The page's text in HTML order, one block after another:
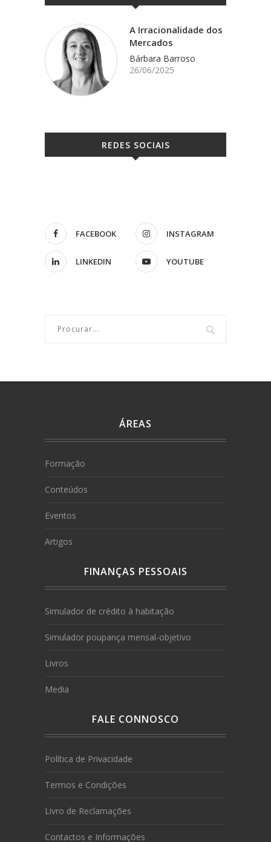
A Irracionalidade dos
Mercados
Bárbara Barroso
26/06/2025
REDES SOCIAIS
FACEBOOK INSTAGRAM
LINKEDIN YOUTUBE
ÁREAS
Formação
Conteúdos
Eventos
Artigos
FINANÇAS PESSOAIS
Simulador de crédito à habitação
Simulador poupança mensal-objetivo
Livros
Media
FALE CONNOSCO
Política de Privacidade
Termos e Condições
Livro de Reclamações
Contactos e Informações